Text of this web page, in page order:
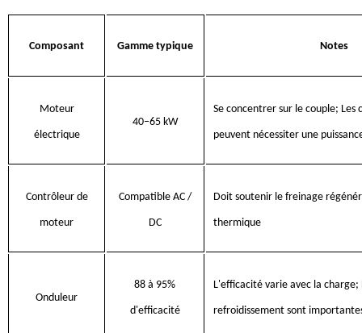
Composant Gamme typique Notes
Moteur
électrique
40–65 kW
Se concentrer sur le couple; Les
peuvent nécessiter une
Contrôleur de
moteur
Compatible AC /
DC
Doit soutenir le freinage
thermique
Onduleur
88 à 95%
d'efficacité
L'efficacité varie avec la charge;
refroidissement sont